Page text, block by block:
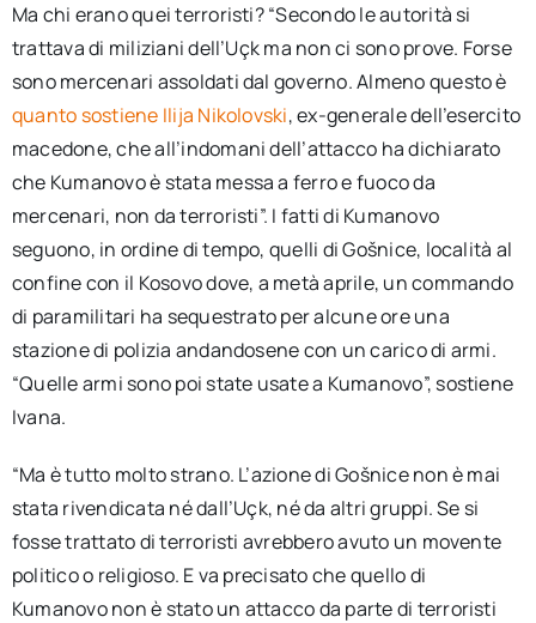
Ma chi erano quei terroristi? “Secondo le autorità si
trattava di miliziani dell’Uçk ma non ci sono prove. Forse
sono mercenari assoldati dal governo. Almeno questo è
quanto sostiene Ilija Nikolovski, ex-generale dell’esercito
macedone, che all’indomani dell’attacco ha dichiarato
che Kumanovo è stata messa a ferro e fuoco da
mercenari, non da terroristi”. I fatti di Kumanovo
seguono, in ordine di tempo, quelli di Gošnice, località al
confine con il Kosovo dove, a metà aprile, un commando
di paramilitari ha sequestrato per alcune ore una
stazione di polizia andandosene con un carico di armi.
“Quelle armi sono poi state usate a Kumanovo”, sostiene
Ivana.
“Ma è tutto molto strano. L’azione di Gošnice non è mai
stata rivendicata né dall’Uçk, né da altri gruppi. Se si
fosse trattato di terroristi avrebbero avuto un movente
politico o religioso. E va precisato che quello di
Kumanovo non è stato un attacco da parte di terroristi